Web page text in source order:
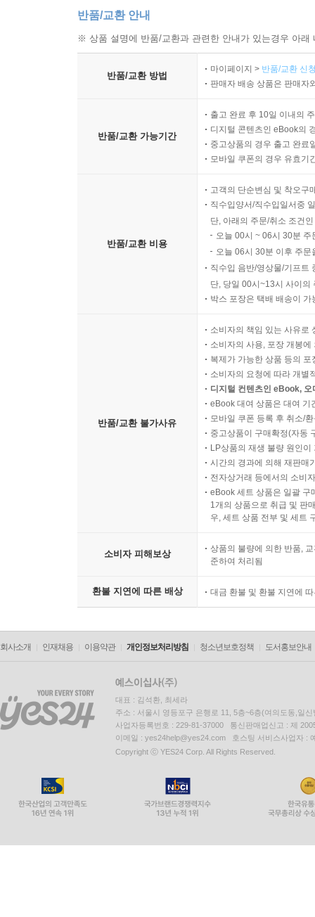
반품/교환 안내
※ 상품 설명에 반품/교환과 관련한 안내가 있는경우 아
반품/교환 방법
마이페이지 > 반품/교환 신
판매자 배송 상품은 판매자
반품/교환 가능기간
출고 완료 후 10일 이내의
디지털 콘텐츠인 eBook의
중고상품의 경우 출고 완료
모바일 쿠폰의 경우 유효기
반품/교환 비용
고객의 단순변심 및 착오구
직수입양서/직수입일서중
단, 아래의 주문/취소 조건
오늘 00시 ~ 06시 30분
오늘 06시 30분 이후 주
직수입 음반/영상물/기프트
단, 당일 00시~13시 사이의
박스 포장은 택배 배송이
반품/교환 불가사유
소비자의 책임 있는 사유로
소비자의 사용, 포장 개봉
복제가 가능한 상품 등의
소비자의 요청에 따라 개별
디지털 컨텐츠인 eBook,
eBook 대여 상품은 대여 기
모바일 쿠폰 등록 후 취소/
중고상품이 구매확정(자동
LP상품의 재생 불량 원인
시간의 경과에 의해 재판매
전자상거래 등에서의 소비
eBook 세트 상품은 일괄 구
1개의 상품으로 취급 및 판
우, 세트 상품 전부 및 세트
소비자 피해보상
상품의 불량에 의한 반품,
준하여 처리됨
환불 지연에 따른 배상 대금 환불 및 환불 지연에
회사소개 인재채용 이용약관 개인정보처리방침 청소년보호정책 도서홍보안내
대표 : 김석환, 최세라
주소 : 서울시 영등포구 은행로 11, 5층~6층(여의도동,일신
사업자등록번호 : 229-81-37000 통신판매업신고 : 제
이메일 : yes24help@yes24.com 호스팅 서비스사업자 :
Copyright ⓒ YES24 Corp. All Rights Reserved.